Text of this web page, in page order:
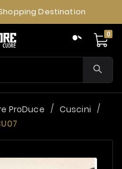
Destination
0
ProDuce
Cuscini